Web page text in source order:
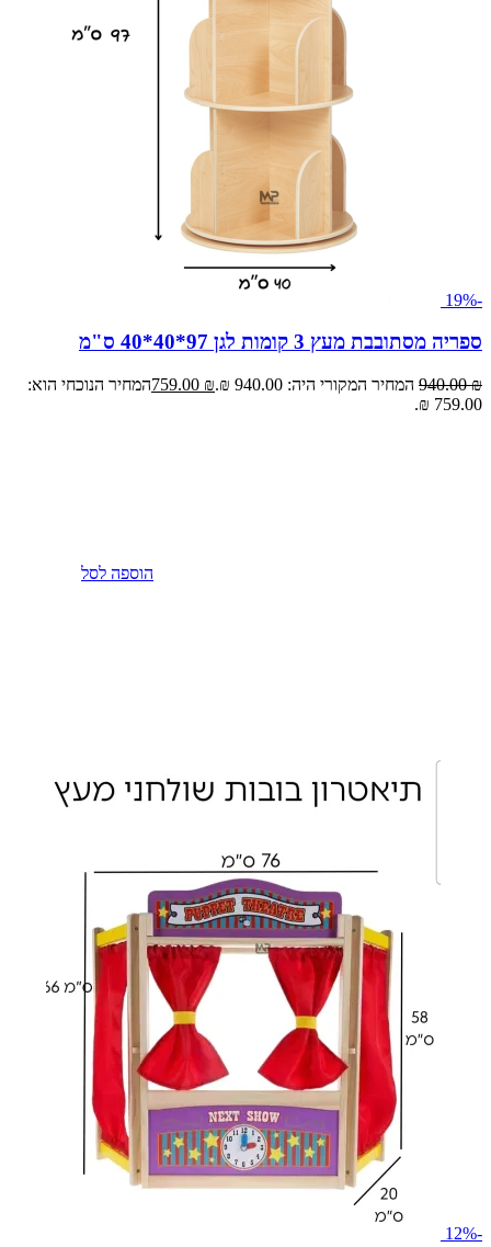
-19%
ספריה מסתובבת מעץ 3 קומות לגן 97*40*40 ס"מ
940.00₪ המחיר המקורי היה: 940.00 ₪. 759.00 ₪
המחיר הנוכחי הוא:
759.00 ₪.
הוספה לסל
-12%